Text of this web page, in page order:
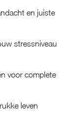
en juiste
stressniveau
voor complete
leven